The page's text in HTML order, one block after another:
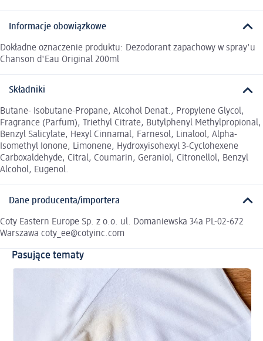
Informacje obowiązkowe
Dokładne oznaczenie produktu: Dezodorant zapachowy w spray'u
Chanson d'Eau Original 200ml
Składniki
Butane- Isobutane-Propane, Alcohol Denat., Propylene Glycol,
Fragrance (Parfum), Triethyl Citrate, Butylphenyl Methylpropional,
Benzyl Salicylate, Hexyl Cinnamal, Farnesol, Linalool, Alpha-
Isomethyl Ionone, Limonene, Hydroxyisohexyl 3-Cyclohexene
Carboxaldehyde, Citral, Coumarin, Geraniol, Citronellol, Benzyl
Alcohol, Eugenol.
Dane producenta/importera
Coty Eastern Europe Sp. z o.o. ul. Domaniewska 34a PL-02-672
Warszawa coty_ee@cotyinc.com
Pasujące tematy